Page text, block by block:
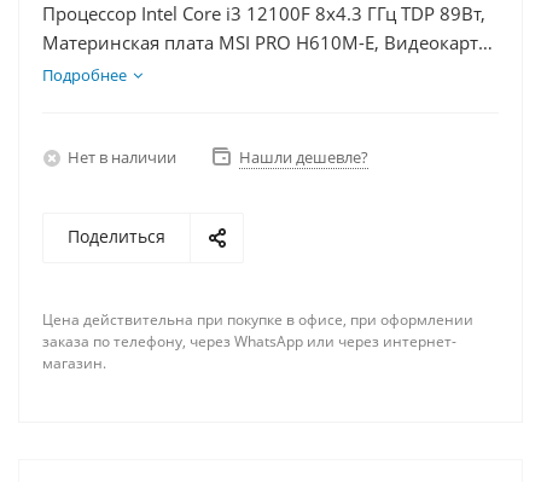
Процессор Intel Core i3 12100F 8x4.3 ГГц TDP 89Вт,
Материнская плата MSI PRO H610M-E, Видеокарта
RTX 4080S 16Гб, Память DDR4 16Gb, Диски
Подробнее
Нет в наличии Нашли дешевле?
Поделиться
Цена действительна при покупке в офисе, при оформлении
заказа по телефону, через WhatsApp или через интернет-
магазин.